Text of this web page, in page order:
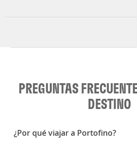
PREGUNTAS
DESTINO
¿Por qué viajar a Portofino?